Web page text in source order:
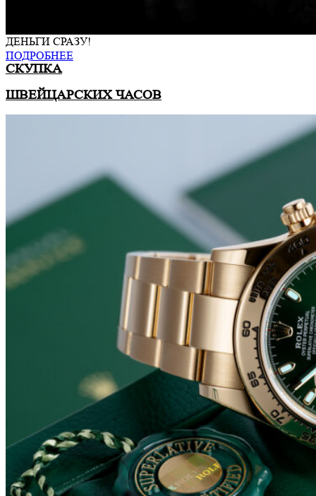
ДЕНЬГИ СРАЗУ!
ПОДРОБНЕЕ
СКУПКА
ШВЕЙЦАРСКИХ ЧАСОВ